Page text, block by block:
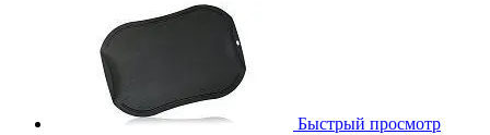
Быстрый просмотр